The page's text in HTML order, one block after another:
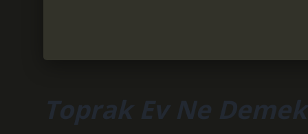
Toprak Ev Ne Demek